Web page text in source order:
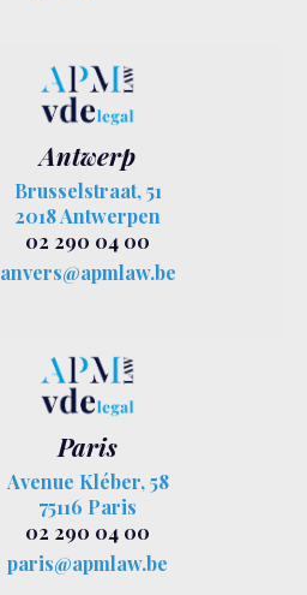
Antwerp
Brusselstraat, 51
2018 Antwerpen
02 290 04 00
anvers@apmlaw.be
Paris
Avenue Kléber, 58
75116 Paris
02 290 04 00
paris@apmlaw.be